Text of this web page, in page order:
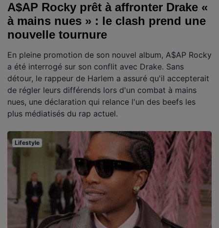
A$AP Rocky prêt à affronter Drake «
à mains nues » : le clash prend une
nouvelle tournure
En pleine promotion de son nouvel album, A$AP Rocky
a été interrogé sur son conflit avec Drake. Sans
détour, le rappeur de Harlem a assuré qu'il accepterait
de régler leurs différends lors d'un combat à mains
nues, une déclaration qui relance l'un des beefs les
plus médiatisés du rap actuel.
Lifestyle